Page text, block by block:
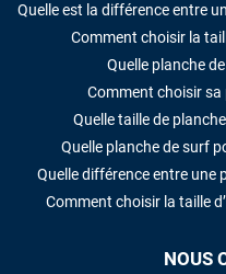
Quelle est la différence entre
Comment choisir la
Quelle planche
Comment choisir sa
Quelle taille de
Quelle planche de surf
Quelle différence entre une
Comment choisir la taille
NOUS